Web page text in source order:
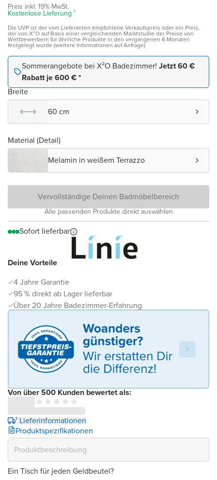
Deine Vorteile
4 Jahre Garantie
95 % direkt ab Lager lieferbar
Über 20 Jahre Badezimmer-Erfahrung
Von über 500 Kunden bewertet als:
¹ Lieferinformationen
Produktspezifikationen
Preis inkl. 19% MwSt.
Kostenlose Lieferung ¹
Die UVP ist der vom Lieferanten empfohlene Verkaufspreis oder ein Preis,
der von X²O auf Basis einer vergleichenden Marktstudie der Preise von
Wettbewerbern für ähnliche Produkte in den vergangenen 6 Monaten
festgelegt wurde (weitere Informationen auf Anfrage)
Sommerangebote bei X²O Badezimmer! Jetzt 60 €
Rabatt je 600 € *
Breite
60 cm
Material (Detail)
Melamin in weißem Terrazzo
Vervollständige Deinen Badmöbelbereich
Alle passenden Produkte direkt auswählen
Sofort lieferbar
Ein Tisch für jeden Geldbeutel?